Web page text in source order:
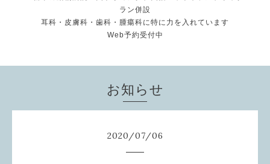
ラン併設
耳科・皮膚科・歯科・腫瘍科に特に力を入れています
Web予約受付中
お知らせ
2020/07/06